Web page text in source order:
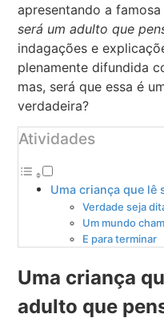
apresentando a
será um adulto que
indagações e
plenamente difundida
mas, será que essa é
verdadeira?
Atividades
Uma criança que lê
Verdade seja
Um mundo
E para terminar
Uma criança
adulto que